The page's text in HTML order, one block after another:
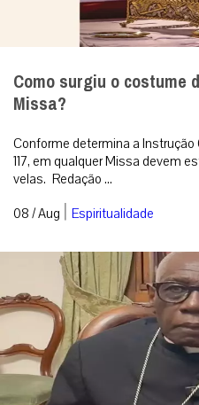
Como surgiu o costume
Missa?
Conforme determina a Instrução
117, em qualquer Missa devem
velas. Redação ...
08 / Aug | Espiritualidade